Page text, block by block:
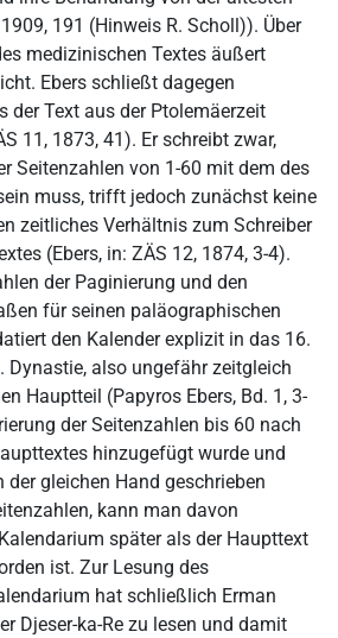
191 (Hinweis R. Scholl)). Über
medizinischen Textes äußert
Ebers schließt dagegen
der Text aus der Ptolemäerzeit
11, 1873, 41). Er schreibt zwar,
Seitenzahlen von 1-60 mit dem des
muss, trifft jedoch zunächst keine
zeitliches Verhältnis zum Schreiber
(Ebers, in: ZÄS 12, 1874, 3-4).
der Paginierung und den
für seinen paläographischen
den Kalender explizit in das 16.
Dynastie, also ungefähr zeitgleich
Hauptteil (Papyros Ebers, Bd. 1, 3-
der Seitenzahlen bis 60 nach
hinzugefügt wurde und
gleichen Hand geschrieben
kann man davon
später als der Haupttext
ist. Zur Lesung des
hat schließlich Erman
Djeser-ka-Re zu lesen und damit